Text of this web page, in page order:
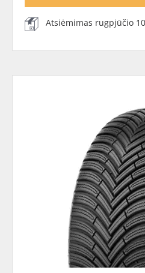
Atsiėmimas rugpjūčio